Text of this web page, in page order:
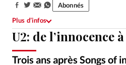
Opinions
Tous les articles
Faire un don
U2: de l’innocence
Trois ans après Songs of
Partager:
Abonnés
Plus d’infos